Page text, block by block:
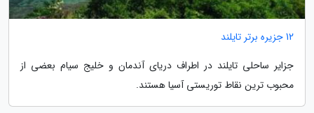
12 جزیره برتر تایلند
جزایر ساحلی تایلند در اطراف دریای آندمان و خلیج سیام بعضی از
محبوب ترین نقاط توریستی آسیا هستند.